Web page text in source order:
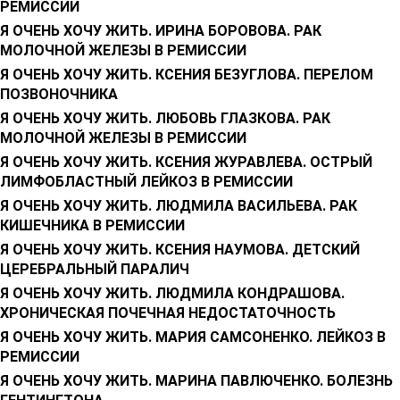
РЕМИССИИ
Я ОЧЕНЬ ХОЧУ ЖИТЬ. ИРИНА БОРОВОВА. РАК
МОЛОЧНОЙ ЖЕЛЕЗЫ В РЕМИССИИ
Я ОЧЕНЬ ХОЧУ ЖИТЬ. КСЕНИЯ БЕЗУГЛОВА. ПЕРЕЛОМ
ПОЗВОНОЧНИКА
Я ОЧЕНЬ ХОЧУ ЖИТЬ. ЛЮБОВЬ ГЛАЗКОВА. РАК
МОЛОЧНОЙ ЖЕЛЕЗЫ В РЕМИССИИ
Я ОЧЕНЬ ХОЧУ ЖИТЬ. КСЕНИЯ ЖУРАВЛЕВА. ОСТРЫЙ
ЛИМФОБЛАСТНЫЙ ЛЕЙКОЗ В РЕМИССИИ
Я ОЧЕНЬ ХОЧУ ЖИТЬ. ЛЮДМИЛА ВАСИЛЬЕВА. РАК
КИШЕЧНИКА В РЕМИССИИ
Я ОЧЕНЬ ХОЧУ ЖИТЬ. КСЕНИЯ НАУМОВА. ДЕТСКИЙ
ЦЕРЕБРАЛЬНЫЙ ПАРАЛИЧ
Я ОЧЕНЬ ХОЧУ ЖИТЬ. ЛЮДМИЛА КОНДРАШОВА.
ХРОНИЧЕСКАЯ ПОЧЕЧНАЯ НЕДОСТАТОЧНОСТЬ
Я ОЧЕНЬ ХОЧУ ЖИТЬ. МАРИЯ САМСОНЕНКО. ЛЕЙКОЗ В
РЕМИССИИ
Я ОЧЕНЬ ХОЧУ ЖИТЬ. МАРИНА ПАВЛЮЧЕНКО. БОЛЕЗНЬ